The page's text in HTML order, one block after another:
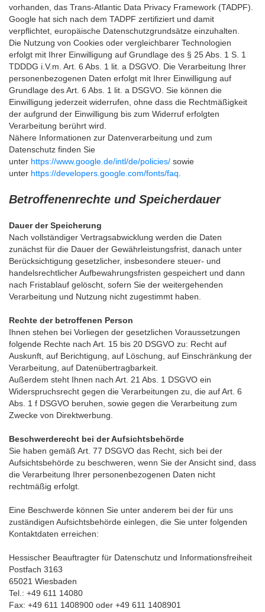
vorhanden, das Trans-Atlantic Data Privacy Framework (TADPF).
Google hat sich nach dem TADPF zertifiziert und damit
verpflichtet, europäische Datenschutzgrundsätze einzuhalten.
Die Nutzung von Cookies oder vergleichbarer Technologien
erfolgt mit Ihrer Einwilligung auf Grundlage des § 25 Abs. 1 S. 1
TDDDG i.V.m. Art. 6 Abs. 1 lit. a DSGVO. Die Verarbeitung Ihrer
personenbezogenen Daten erfolgt mit Ihrer Einwilligung auf
Grundlage des Art. 6 Abs. 1 lit. a DSGVO. Sie können die
Einwilligung jederzeit widerrufen, ohne dass die Rechtmäßigkeit
der aufgrund der Einwilligung bis zum Widerruf erfolgten
Verarbeitung berührt wird.
Nähere Informationen zur Datenverarbeitung und zum
Datenschutz finden Sie
unter https://www.google.de/intl/de/policies/ sowie
unter https://developers.google.com/fonts/faq
Betroffenenrechte und Speicherdauer
Dauer der Speicherung
Nach vollständiger Vertragsabwicklung werden die Daten
zunächst für die Dauer der Gewährleistungsfrist, danach unter
Berücksichtigung gesetzlicher, insbesondere steuer- und
handelsrechtlicher Aufbewahrungsfristen gespeichert und dann
nach Fristablauf gelöscht, sofern Sie der weitergehenden
Verarbeitung und Nutzung nicht zugestimmt haben.
Rechte der betroffenen Person
Ihnen stehen bei Vorliegen der gesetzlichen Voraussetzungen
folgende Rechte nach Art. 15 bis 20 DSGVO zu: Recht auf
Auskunft, auf Berichtigung, auf Löschung, auf Einschränkung der
Verarbeitung, auf Datenübertragbarkeit.
Außerdem steht Ihnen nach Art. 21 Abs. 1 DSGVO ein
Widerspruchsrecht gegen die Verarbeitungen zu, die auf Art. 6
Abs. 1 f DSGVO beruhen, sowie gegen die Verarbeitung zum
Zwecke von Direktwerbung.
Beschwerderecht bei der Aufsichtsbehörde
Sie haben gemäß Art. 77 DSGVO das Recht, sich bei der
Aufsichtsbehörde zu beschweren, wenn Sie der Ansicht sind, dass
die Verarbeitung Ihrer personenbezogenen Daten nicht
rechtmäßig erfolgt.
Eine Beschwerde können Sie unter anderem bei der für uns
zuständigen Aufsichtsbehörde einlegen, die Sie unter folgenden
Kontaktdaten erreichen:
Hessischer Beauftragter für Datenschutz und Informationsfreiheit
Postfach 3163
65021 Wiesbaden
Tel.: +49 611 14080
Fax: +49 611 1408900 oder +49 611 1408901